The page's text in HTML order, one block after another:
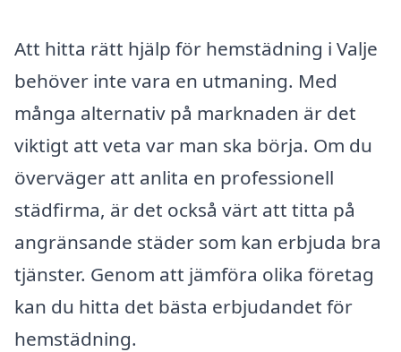
Att hitta rätt hjälp för hemstädning i Valje
behöver inte vara en utmaning. Med
många alternativ på marknaden är det
viktigt att veta var man ska börja. Om du
överväger att anlita en professionell
städfirma, är det också värt att titta på
angränsande städer som kan erbjuda bra
tjänster. Genom att jämföra olika företag
kan du hitta det bästa erbjudandet för
hemstädning.